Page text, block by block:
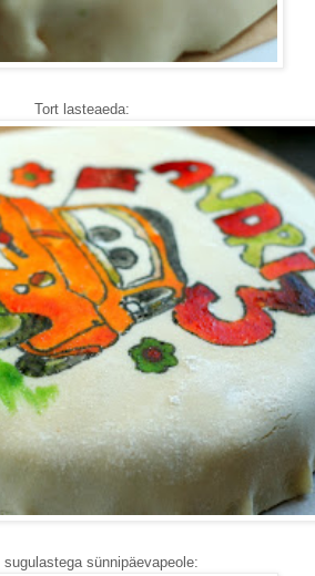
Tort lasteaeda:
sünnipäevapeole: